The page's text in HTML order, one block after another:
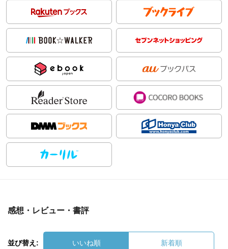
感想・レビュー・書評
並び替え: いいね順 新着順